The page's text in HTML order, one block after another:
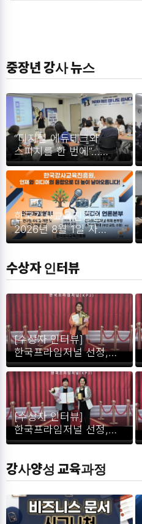
중장년 강사 뉴스
“디지털 에듀테크와
스피치를 한 번에”…
한국강사교육진흥원
김순복 원장, 가천대서
'나도 강사다' 12주 차
특강 개최
한국강사교육진흥원,
2026년 8월 1일 자
대규모 조직개편 단행
수상자 인터뷰
[수상자 인터뷰]
한국프라임저널 선정,
대한민국 교육혁신대상
'음악 인문학' 분야
수상자 김미정 강사를
만나다
[수상자 인터뷰]
한국프라임저널 선정,
대한민국 교육혁신대상
부문 수상자 박현희
강사를 만나다
강사양성 교육과정